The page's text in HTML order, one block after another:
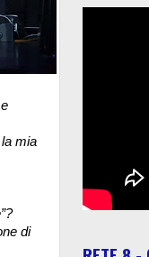
mia
di